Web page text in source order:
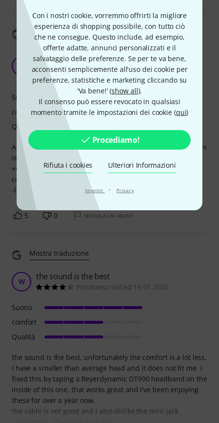
Con i nostri cookie, vorremmo offrirti la migliore
esperienza di shopping possibile, con tutto ciò
che ne consegue. Questo include, ad esempio,
offerte adatte, annunci personalizzati e il
salvataggio delle preferenze. Se per te va bene,
acconsenti semplicemente all'uso dei cookie per
preferenze, statistiche e marketing cliccando su
'Va bene!' (show all).
Il consenso può essere revocato in qualsiasi
momento tramite le impostazioni dei cookie (qui)
Procediamo!
Rifiuta i cookies Ulteriori Informazioni
Imprint · Privacy
Mostra traduzione
Great High end Headphone at a Reasonable
Price
Ericcatania 28.10.2023
A reasonably priced hifiman headphone which has qualities
of their higher end models (arya, he1000).
+Great soundstage and seperation and layering, very
comfortable, easy powered, bright but pleasent tuning
-lack of accessories and very poor presentation box
Suono
comfort
Qualità
5 0 SEGNALA UN ABUSO
Mostra traduzione
W the sound is the best
Windowscrashed 19.01.2025
the sound is the best, unfortunately the comfort is a lot less.
I have a smaller than average head and it does not fit me. I
fixed this by taping a Beyerdynamic DT990 headband on the
inside of this one. that works great and I've been enjoying
these for over a year now.
the cable is not good and I also dislike the mini-jack
Suono
comfort
Qualità